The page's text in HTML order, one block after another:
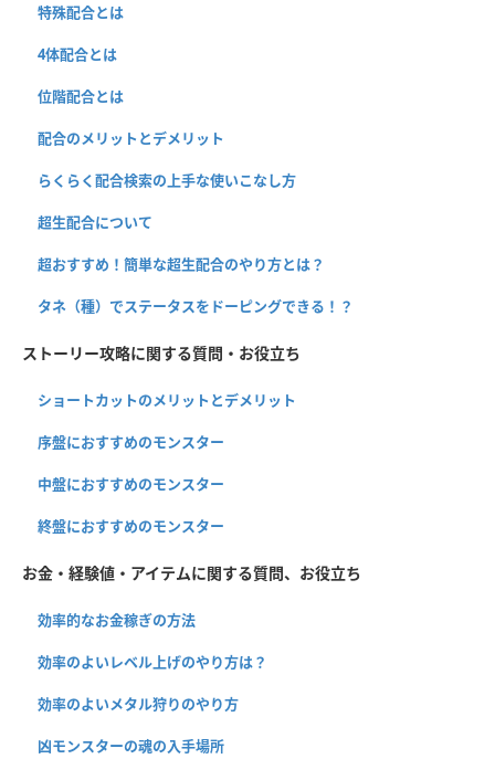
特殊配合とは
4体配合とは
位階配合とは
配合のメリットとデメリット
らくらく配合検索の上手な使いこなし方
超生配合について
超おすすめ！簡単な超生配合のやり方とは？
タネ（種）でステータスをドーピングできる！？
ストーリー攻略に関する質問・お役立ち
ショートカットのメリットとデメリット
序盤におすすめのモンスター
中盤におすすめのモンスター
終盤におすすめのモンスター
お金・経験値・アイテムに関する質問、お役立ち
効率的なお金稼ぎの方法
効率のよいレベル上げのやり方は？
効率のよいメタル狩りのやり方
凶モンスターの魂の入手場所